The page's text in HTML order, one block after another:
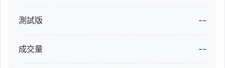
測試版 --
成交量 --